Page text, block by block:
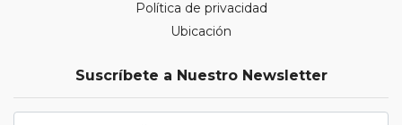
Política de privacidad
Ubicación
Suscríbete a Nuestro Newsletter